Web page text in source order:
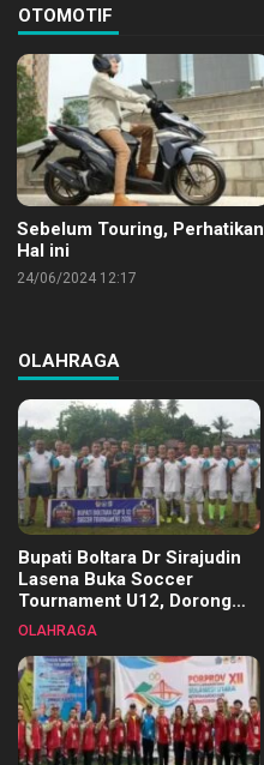
OTOMOTIF
Sebelum Touring, Perhatikan
Hal ini
24/06/2024 12:17
OLAHRAGA
Bupati Boltara Dr Sirajudin
Lasena Buka Soccer
Tournament U12, Dorong
Pembinaan Merata di Setiap
OLAHRAGA